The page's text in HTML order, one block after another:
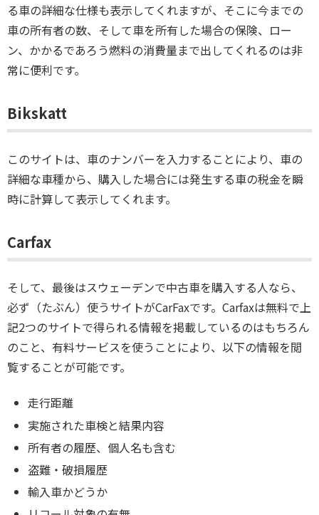
る車の詳細な仕様も表示してくれますが、そこに今までの
車の所有者の数、そして車を所有した場合の保険、ロー
ン、かかるであろう燃料の消費量まで出してくれるのは非
常に便利です。
Bikskatt
このサイトは、車のナンバーを入力することにより、車の
詳細な車種から、購入した場合には発生する車の税金を瞬
時に計算して表示してくれます。
Carfax
そして、最後はスウェーデンで中古車を購入する人なら、
必ず（たぶん）使うサイトがCarFaxです。Carfaxは無料で上
記2つのサイトで得られる情報を掲載しているのはもちろん
のこと、有料サービスを使うことにより、以下の情報を閲
覧することが可能です。
走行距離
実施された車検と結果内容
所有者の履歴、個人名も含む
盗難・破損履歴
輸入車かどうか